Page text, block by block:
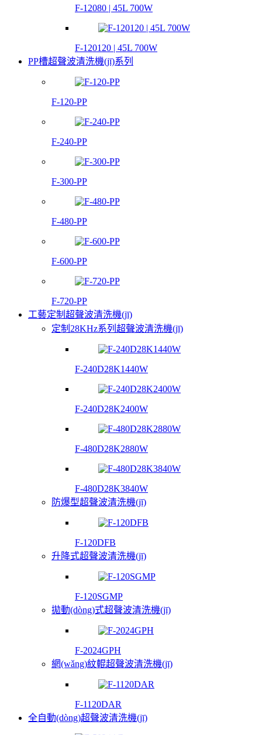
F-12080 | 45L 700W
F-120120 | 45L 700W
PP槽超聲波清洗機(jī)系列
F-120-PP
F-240-PP
F-300-PP
F-480-PP
F-600-PP
F-720-PP
工藝定制超聲波清洗機(jī)
定制28KHz系列超聲波清洗機(jī)
F-240D28K1440W
F-240D28K2400W
F-480D28K2880W
F-480D28K3840W
防爆型超聲波清洗機(jī)
F-120DFB
升降式超聲波清洗機(jī)
F-120SGMP
拋動(dòng)式超聲波清洗機(jī)
F-2024GPH
網(wǎng)紋輥超聲波清洗機(jī)
F-1120DAR
全自動(dòng)超聲波清洗機(jī)